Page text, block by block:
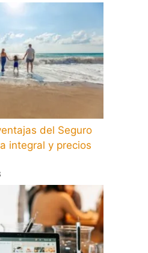
del Seguro
integral y precios